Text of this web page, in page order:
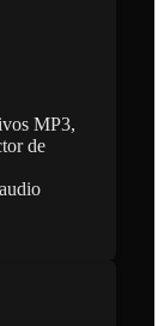
MP3,
de